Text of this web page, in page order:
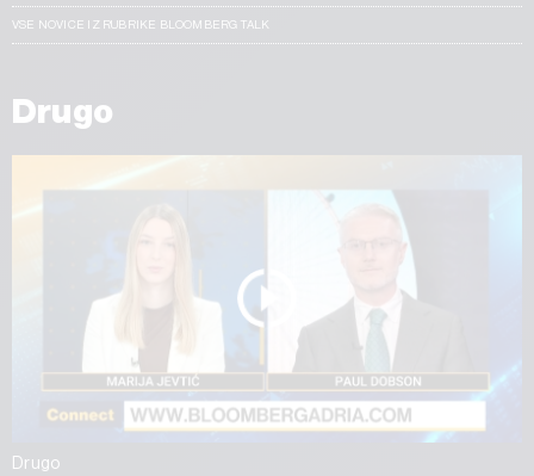
VSE NOVICE IZ RUBRIKE BLOOMBERG TALK
Drugo
Drugo